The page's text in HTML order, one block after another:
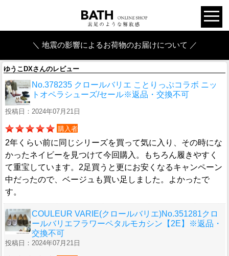
＼ 地震の影響によるお荷物のお届けについて ／
ゆうこDXさんのレビュー
No.378235 クロールバリエ ことりっぷコラボ ニッ
トオペラシューズ/セール※返品・交換不可
投稿日：2024年07月21日
購入者
2年くらい前に同じシリーズを買って気に入り、その時にな
かったネイビーを見つけて今回購入。もちろん履きやすく
て重宝しています。2足買うと更にお安くなるキャンペーン
中だったので、ベージュも買い足しました。よかったで
す。
COULEUR VARIE(クロールバリエ)No.351281クロ
ールバリエフラワーペタルモカシン【2E】※返品・
交換不可
投稿日：2024年07月21日